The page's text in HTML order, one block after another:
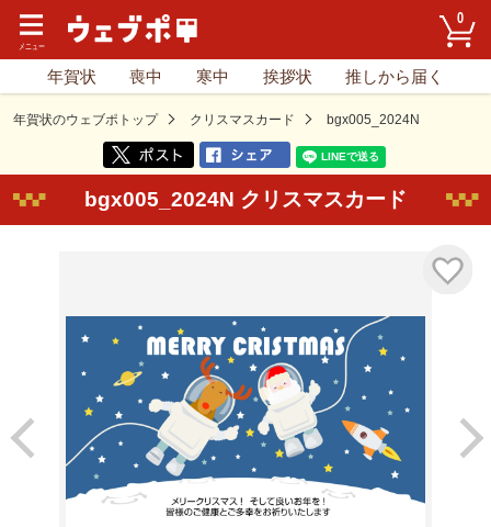
0
年賀状 喪中 寒中 挨拶状 推しから届く
年賀状のウェブポトップ クリスマスカード bgx005_2024N
bgx005_2024N クリスマスカード